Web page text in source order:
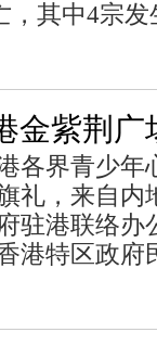
，其中4宗
金紫荆广
各界青少年
礼，来自内
驻港联络办
港特区政府